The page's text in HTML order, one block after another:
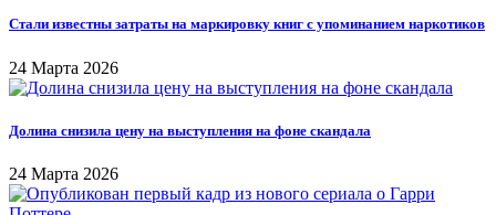
Стали известны затраты на маркировку книг с упоминанием наркотиков
24 Марта 2026
Долина снизила цену на выступления на фоне скандала
24 Марта 2026